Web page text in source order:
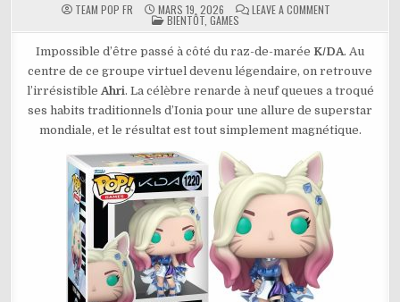
TEAM POP FR MARS 19, 2026 LEAVE A COMMENTON
POP
LEAGUE
LEGENDS
K/DA
AHRI
N°1220
POSTED
IN
BIENTÔT GAMES
Impossible d’être passé à côté du raz-de-marée K/DA. Au
centre de ce groupe virtuel devenu légendaire, on retrouve
l’irrésistible Ahri. La célèbre renarde à neuf queues a troqué
ses habits traditionnels d’Ionia pour une allure de superstar
mondiale, et le résultat est tout simplement magnétique.